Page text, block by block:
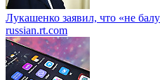
Лукашенко заявил, что «не
russian.rt.com